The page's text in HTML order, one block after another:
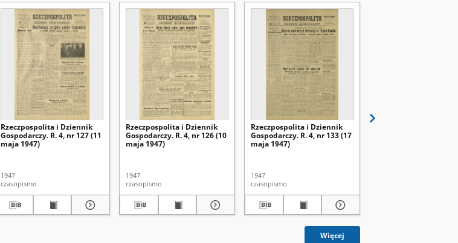
Rzeczpospolita i Dziennik
Gospodarczy. R. 4, nr 127 (11
maja 1947)
1947
czasopismo
Rzeczpospolita i Dziennik
Gospodarczy. R. 4, nr 126 (10
maja 1947)
1947
czasopismo
Rzeczpospolita i Dziennik
Gospodarczy. R. 4, nr 133 (17
maja 1947)
1947
czasopismo
Więcej